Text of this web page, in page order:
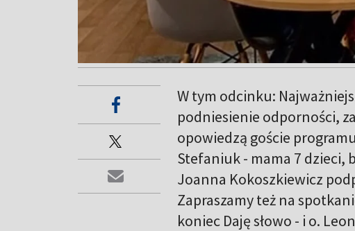
W tym odcinku:
podniesienie odporności,
opowiedzą goście
Stefaniuk - mama 7 dzieci,
Joanna Kokoszkiewicz
Zapraszamy też na
koniec Daję słowo - i o.